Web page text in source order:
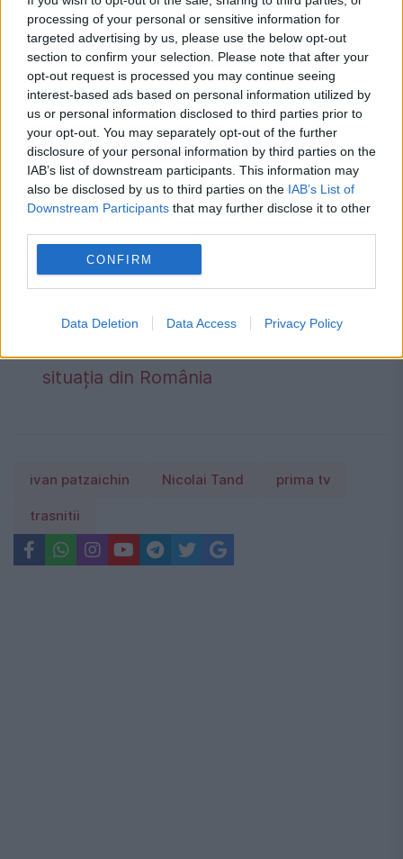
processing of your personal or sensitive information for
targeted advertising by us, please use the below opt-out
section to confirm your selection. Please note that after your
opt-out request is processed you may continue seeing
interest-based ads based on personal information utilized by
us or personal information disclosed to third parties prior to
your opt-out. You may separately opt-out of the further
disclosure of your personal information by third parties on the
IAB’s list of downstream participants. This information may
also be disclosed by us to third parties on the IAB’s List of
Downstream Participants that may further disclose it to other
CONFIRM
Data Deletion Data Access Privacy Policy
Alocația după 18 ani. Copiii majori care
mai primesc bani de la stat în 2026.
Condiția obligatorie prevăzută de lege
Mașini interzise în Europa. Lista
completă a țărilor și orașelor în care nu
mai au voie să circule autoturismele
situația din România
ivan patzaichin Nicolai Tand prima tv
trasnitii